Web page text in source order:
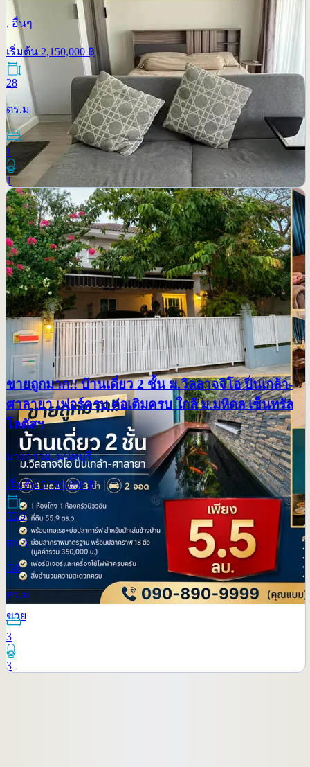
ขาย
, อื่นๆ
เริ่มต้น 2,150,000 ฿
28
ตร.ม
1
1
ขาย
ขายถูกมาก!! บ้านเดี่ยว 2 ชั้น ม.วิลลาจจิโอ ปิ่นเกล้า-
ศาลายา เฟอร์ครบ ต่อเติมครบ ใกล้ ม.มหิดล เซ็นทรัล
โลตัสฯ
บางกรวย, นนทบุรี
เริ่มต้น 5,500,000 ฿
55.9
ตร.ว
/50
ตร.ม
3
3